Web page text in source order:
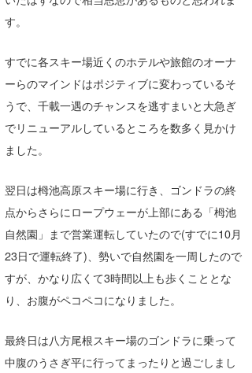
す。
すでに各スキー場近くのホテルや旅館のオーナ
ーらのマインドはポジティブに変わっているそ
うで、千載一遇のチャンスを逃すまいと大急ぎ
でリニューアルしているところを数多く見かけ
ました。
翌日は栂池高原スキー場に行き、ゴンドラの終
点からさらにロープウェーが上部にある「栂池
自然園」まで営業運転していたので(すでに10月
23日で運転終了)、勢いで自然園を一周したので
すが、かなり広くて3時間以上も歩くこととな
り、お腹がペコペコになりました。
最終日は八方尾根スキー場のゴンドラに乗って
中腹のうさぎ平に行ってまったりと過ごしまし